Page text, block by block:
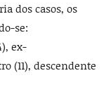
dos casos, os
se:
ex-
(11), descendente